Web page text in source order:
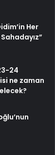
Her
24
ne zaman